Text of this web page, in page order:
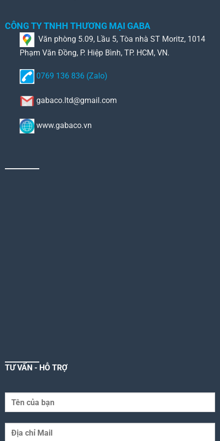
CÔNG TY TNHH THƯƠNG MẠI GABA
Văn phòng 5.09, Lầu 5, Tòa nhà ST Moritz, 1014
Phạm Văn Đồng, P. Hiệp Bình, TP. HCM, VN.
0769 136 836 (Zalo)
gabaco.ltd@gmail.com
www.gabaco.vn
TƯ VẤN - HỖ TRỢ